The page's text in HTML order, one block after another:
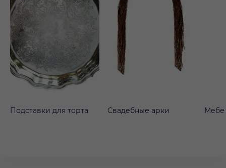
Подставки для торта Свадебные арки